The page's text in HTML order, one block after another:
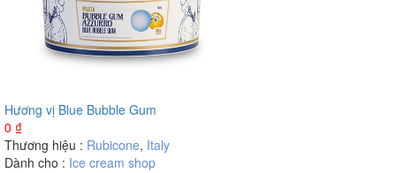
Hương vị Blue Bubble Gum
0 ₫
Thương hiệu : Rubicone, Italy
Dành cho : Ice cream shop